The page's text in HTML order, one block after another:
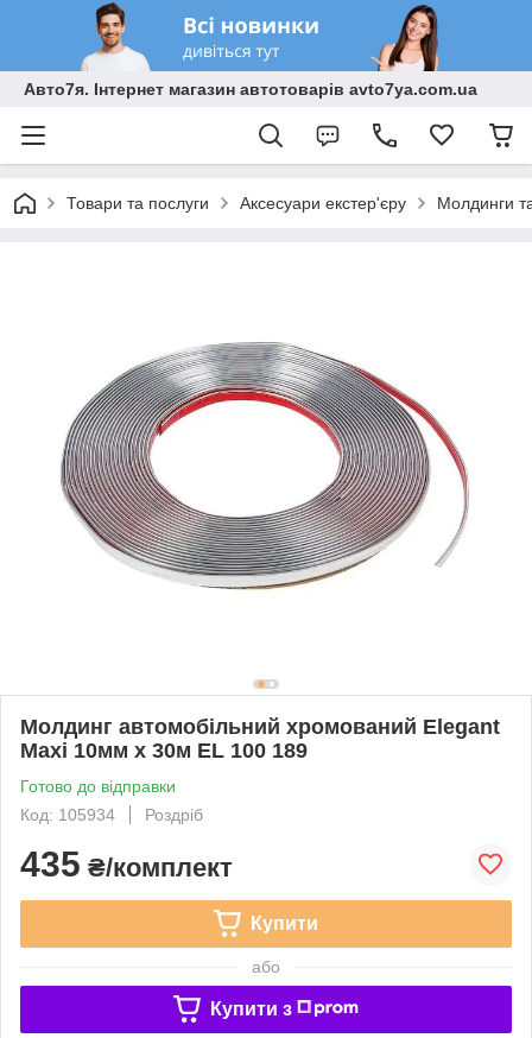
Авто7я. Інтернет магазин автотоварів avto7ya.com.ua
Товари та послуги Аксесуари екстер'єру Молдинги
Молдинг автомобільний хромований Elegant
Maxi 10мм х 30м EL 100 189
Готово до відправки
Код: 105934
Роздріб
435 ₴/комплект
Купити
або
Купити з